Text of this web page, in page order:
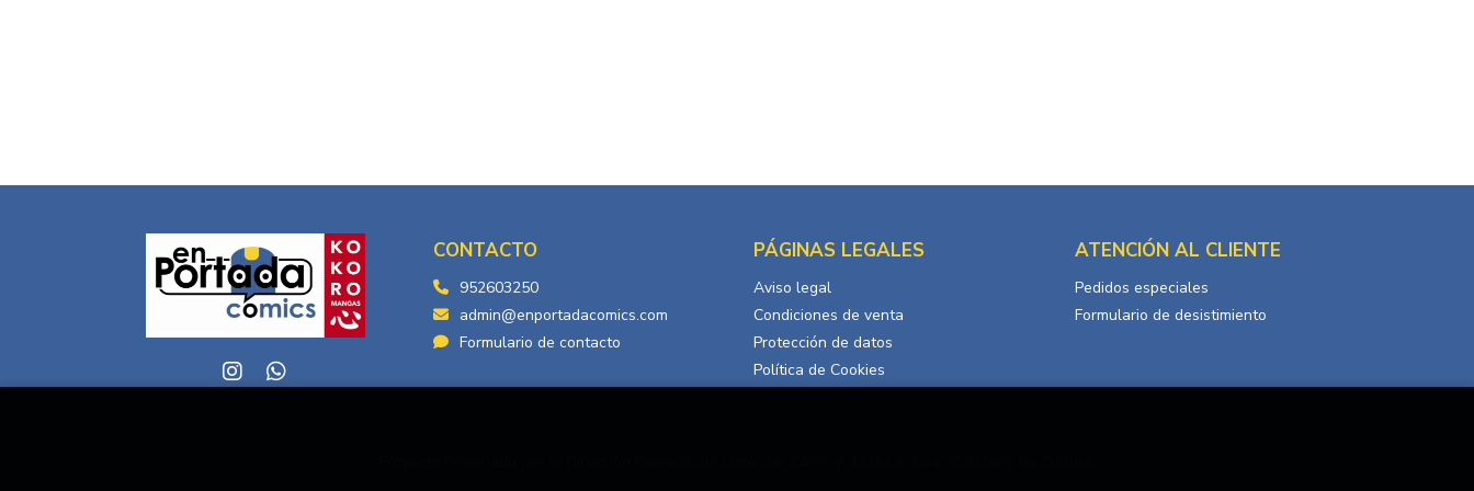
CONTACTO
952603250
admin@enportadacomics.com
Formulario de contacto
PÁGINAS LEGALES
Aviso legal
Condiciones de venta
Protección de datos
Política de Cookies
ATENCIÓN AL CLIENTE
Pedidos especiales
Formulario de desistimiento